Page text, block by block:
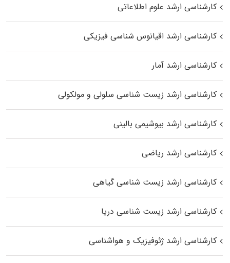
کارشناسی ارشد علوم اطلاعاتی
کارشناسی ارشد اقیانوس‌ شناسی فیزیکی
کارشناسی ارشد آمار
کارشناسی ارشد زیست شناسی سلولی و مولکولی
کارشناسی ارشد بیوشیمی بالینی
کارشناسی ارشد ریاضی
کارشناسی ارشد زیست‌ شناسی گیاهی
کارشناسی ارشد زیست‌ شناسی دریا
کارشناسی ارشد ژئوفیزیک و هواشناسی